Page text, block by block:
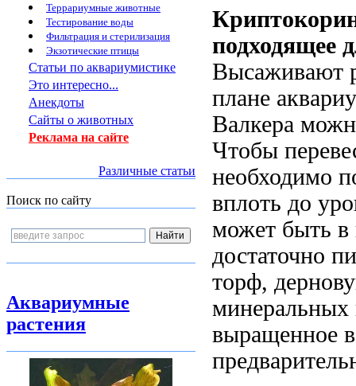
Террариумные животные
Тестирование воды
Фильтрация и стерилизация
Экзотические птицы
Статьи по аквариумистике
Это интересно...
Анекдоты
Сайты о животных
Реклама на сайте
Различные статьи
Поиск по сайту
Аквариумные
растения
подходящее
Высаживают
плане
Валкера
Чтобы
необходимо
вплоть до
может быть в
достаточно
торф,
минеральных
выращенное